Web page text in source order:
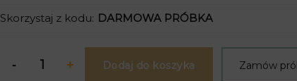
Skorzystaj z kodu: DARMOWA PRÓBKA
Dodaj do koszyka Zamów